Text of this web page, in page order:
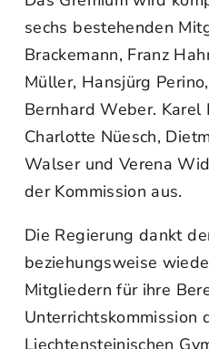
sechs bestehenden
Brackemann, Franz
Müller, Hansjürg
Bernhard Weber. Karel
Charlotte Nüesch,
Walser und Verena
der Kommission aus.
Die Regierung dankt
beziehungsweise
Mitgliedern für ihre
Unterrichtskommission
Liechtensteinischen